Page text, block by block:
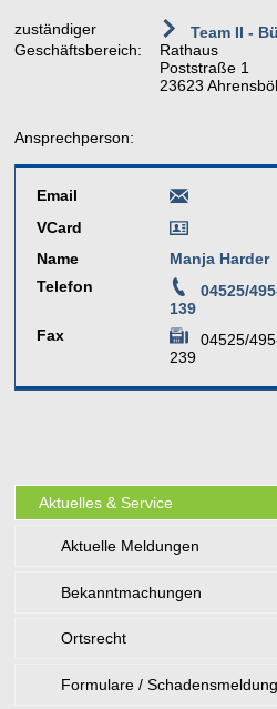
zuständiger
Geschäftsbereich:
Team II -
Rathaus
Poststraße 1
23623
Ansprechperson:
Email
VCard
Name
Manja Harder
Telefon
04525/
139
Fax
04525/
239
Aktuelles & Service
Aktuelle Meldungen
Bekanntmachungen
Ortsrecht
Formulare /